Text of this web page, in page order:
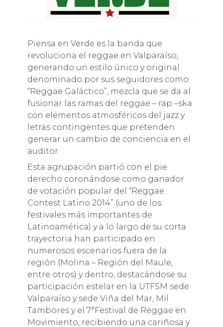
Piensa en Verde es la banda que
revoluciona el reggae en Valparaíso,
generando un estilo único y original
denominado por sus seguidores como
“Reggae Galáctico”, mezcla que se da al
fusionar las ramas del reggae – rap –ska
con elementos atmosféricos del jazz y
letras contingentes que pretenden
generar un cambio de conciencia en el
auditor.
Esta agrupación partió con el pie
derecho coronándose como ganador
de votación popular del “Reggae
Contest Latino 2014” (uno de los
festivales más importantes de
Latinoamérica) y a lo largo de su corta
trayectoria han participado en
numerosos escenarios fuera de la
región (Molina – Región del Maule,
entre otros) y dentro, destacándose su
participación estelar en la UTFSM sede
Valparaíso y sede Viña del Mar, Mil
Tambores y el 7°Festival de Reggae en
Movimiento, recibiendo una cariñosa y